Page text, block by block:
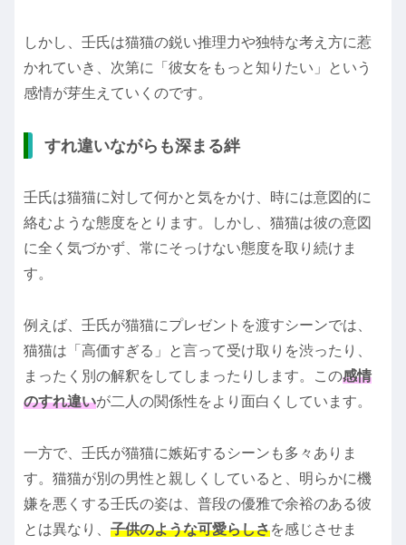
しかし、壬氏は猫猫の鋭い推理力や独特な考え方に惹
かれていき、次第に「彼女をもっと知りたい」という
感情が芽生えていくのです。
すれ違いながらも深まる絆
壬氏は猫猫に対して何かと気をかけ、時には意図的に
絡むような態度をとります。しかし、猫猫は彼の意図
に全く気づかず、常にそっけない態度を取り続けま
す。
例えば、壬氏が猫猫にプレゼントを渡すシーンでは、
猫猫は「高価すぎる」と言って受け取りを渋ったり、
まったく別の解釈をしてしまったりします。この感情
のすれ違いが二人の関係性をより面白くしています。
一方で、壬氏が猫猫に嫉妬するシーンも多々ありま
す。猫猫が別の男性と親しくしていると、明らかに機
嫌を悪くする壬氏の姿は、普段の優雅で余裕のある彼
とは異なり、 子供のような可愛らしさを感じさせま